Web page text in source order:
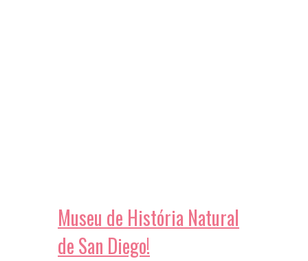
Museu de História Natural
de San Diego!